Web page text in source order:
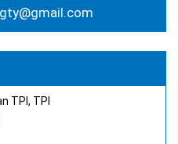
TPI, TPI